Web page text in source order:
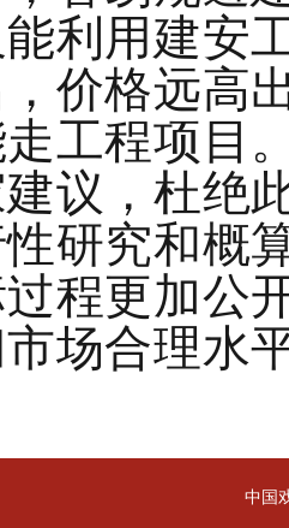
利用建安
价格远高
工程项目
议，杜绝
研究和概
程更加公
场合理水
中国